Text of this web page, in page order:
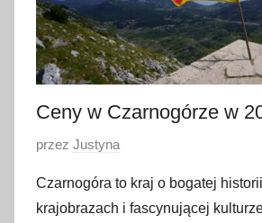
0
2
6
Ceny w Czarnogórze w
O
u
b
przez Justyna
Czarnogóra to kraj o bogatej
krajobrazach i fascynującej